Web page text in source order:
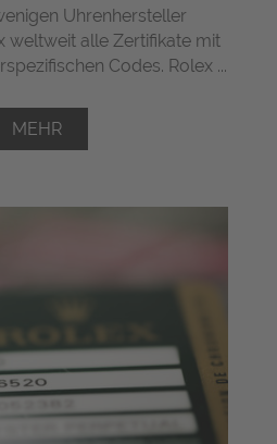
Uhrenhersteller
weltweit alle Zertifikate mit
Codes. Rolex ...
MEHR